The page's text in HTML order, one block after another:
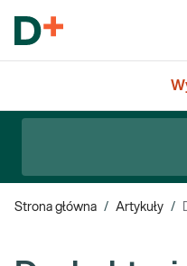
Strona główna / Artykuły /